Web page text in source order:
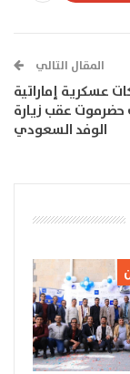
المقال التالي
عسكرية إماراتية
عقب زيارة
الوفد السعودي